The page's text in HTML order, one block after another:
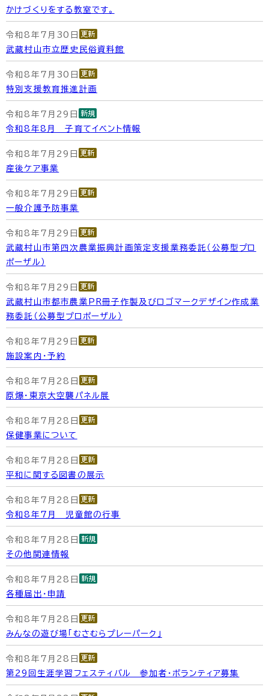
かけづくりをする教室です。
令和8年7月30日
武蔵村山市立歴史民俗資料館
令和8年7月30日
特別支援教育推進計画
令和8年7月29日
令和8年8月 子育てイベント情報
令和8年7月29日
産後ケア事業
令和8年7月29日
一般介護予防事業
令和8年7月29日
武蔵村山市第四次農業振興計画策定支援業務委託（公募型プロ
ポーザル）
令和8年7月29日
武蔵村山市都市農業PR冊子作製及びロゴマークデザイン作成業
務委託（公募型プロポーザル）
令和8年7月29日
施設案内・予約
令和8年7月28日
原爆・東京大空襲パネル展
令和8年7月28日
保健事業について
令和8年7月28日
平和に関する図書の展示
令和8年7月28日
令和8年7月 児童館の行事
令和8年7月28日
その他関連情報
令和8年7月28日
各種届出・申請
令和8年7月28日
みんなの遊び場「むさむらプレーパーク」
令和8年7月28日
第29回生涯学習フェスティバル 参加者・ボランティア募集